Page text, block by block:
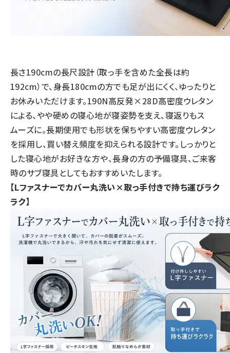
長さ190cmの長尺設計（取っ手を含めた全長は約
192cm）で、身長180cmの方でも足が出にくく、ゆったりと
お休みいただけます。190N高反発×28D高密度ウレタン
による、やや硬めの寝心地が寝姿勢を支え、寝返りもス
ムーズに。長期使用でも形状を保ちやすい高密度ウレタン
を採用し、買い替え頻度を抑えられる設計です。しっかりと
した寝心地がお好きな方や、長身の方の予備寝具、ご来客
時のサブ寝具としてもおすすめいたします。
【Lファスナーでカバー丸洗い×取っ手付きで持ち運びラク
ラク】